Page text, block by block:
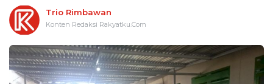
Trio Rimbawan
Konten Redaksi Rakyatku.Com